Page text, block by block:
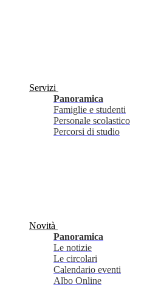
Servizi
Panoramica
Famiglie e studenti
Personale scolastico
Percorsi di studio
Novità
Panoramica
Le notizie
Le circolari
Calendario eventi
Albo Online